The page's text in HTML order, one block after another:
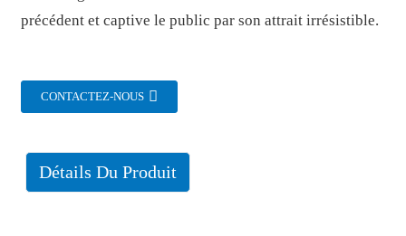
précédent et captive le public par son attrait irrésistible.
CONTACTEZ-NOUS
Détails Du Produit